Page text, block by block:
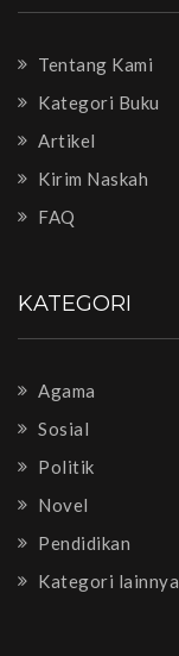
Tentang Kami
Kategori Buku
Artikel
Kirim Naskah
FAQ
KATEGORI
Agama
Sosial
Politik
Novel
Pendidikan
Kategori lainnya